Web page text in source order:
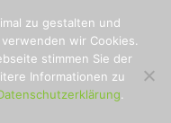
Rohstoffe»fichte-
zu gestalten und
wir Cookies.
stimmen Sie der
Informationen zu